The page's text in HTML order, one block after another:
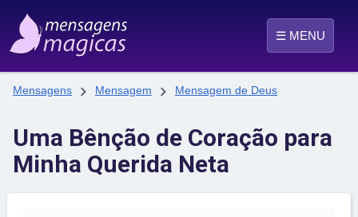
☰ MENU
Mensagens  Mensagem  Mensagem de Deus
Uma Bênção de Coração para
Minha Querida Neta